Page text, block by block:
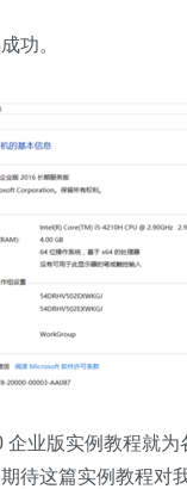
功。
业版实例教程就
待这篇实例教程对